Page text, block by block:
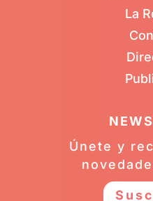
La
Únete y